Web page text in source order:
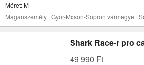
Méret: M
Magánszemély · Győr-Moson-Sopron vármegye ·
Shark Race-r pro
49 990 Ft